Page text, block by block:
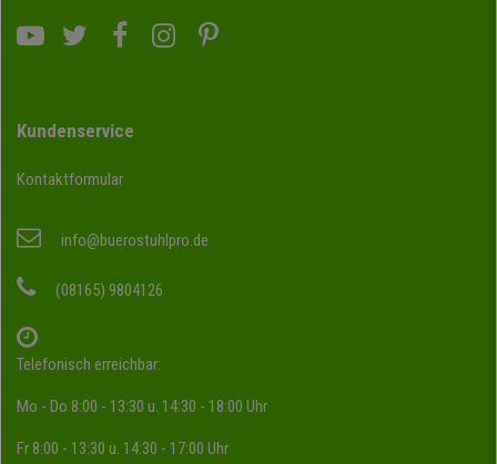
Kundenservice
Kontaktformular
info@buerostuhlpro.de
(08165) 9804126
Telefonisch erreichbar:
Mo - Do 8:00 - 13:30 u. 14:30 - 18:00 Uhr
Fr 8:00 - 13:30 u. 14:30 - 17:00 Uhr